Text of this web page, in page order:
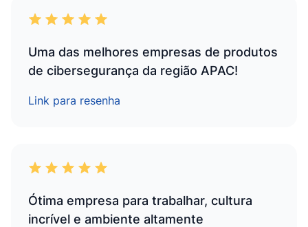
Uma das melhores empresas de produtos
de cibersegurança da região APAC!
Link para resenha
Ótima empresa para trabalhar, cultura
incrível e ambiente altamente